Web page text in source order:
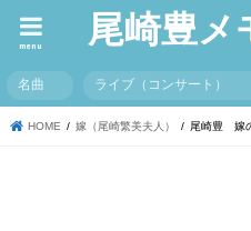
尾崎豊メ
menu
名曲 ライブ（コンサート）
HOME 嫁（尾崎繁美夫人） 尾崎豊 嫁